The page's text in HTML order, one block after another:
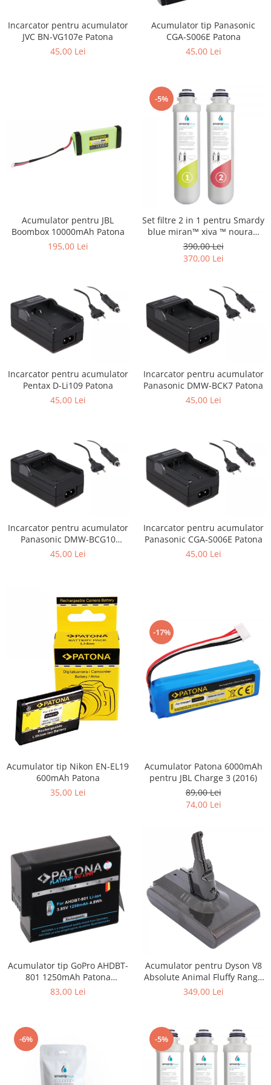
Laptop
POS/Scanere coduri de bare
Camere video
tableta
Telefoane mobile
Produse de bucatarie kjøk
Pachete Promo
Incarcatoare & acumulatori
Bec LED
E27
Blițuri și lumini foto/video
Telefoane mobile
Casti
Telefoane mobile
Custi aparate foto-video
Telefoane mobile
Incarcator pentru acumulator
JVC BN-VG107e Patona
45,00 Lei
Acumulator tip Panasonic
CGA-S006E Patona
45,00 Lei
Acumulator pentru JBL
Boombox 10000mAh Patona
195,00 Lei
-5%
Set filtre 2 in 1 pentru Smardy
blue miran™ xiva ™ noura™
zagora ™ schimbare la 6 luni
390,00 Lei
370,00 Lei
Incarcator pentru acumulator
Pentax D-Li109 Patona
45,00 Lei
Incarcator pentru acumulator
Panasonic DMW-BCK7 Patona
45,00 Lei
Incarcator pentru acumulator
Panasonic DMW-BCG10
Patona
45,00 Lei
Incarcator pentru acumulator
Panasonic CGA-S006E Patona
45,00 Lei
Acumulator tip Nikon EN-EL19
600mAh Patona
35,00 Lei
-17%
Acumulator Patona 6000mAh
pentru JBL Charge 3 (2016)
89,00 Lei
74,00 Lei
Acumulator tip GoPro AHDBT-
801 1250mAh Patona
Platinum
83,00 Lei
Acumulator pentru Dyson V8
Absolute Animal Fluffy Range
SV10 4000mAh Patona
349,00 Lei
-6% -5%